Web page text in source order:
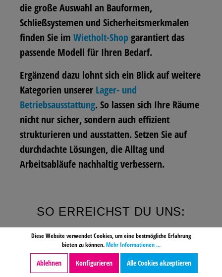
die große Auswahl an Bauformen,
Schließsystemen und Sicherheitsmerkmalen
finden Sie im Wietholt-Shop garantiert das
passende Modell für Ihren Bedarf.
Ergänzend dazu lohnt sich ein Blick auf weitere
Kategorien unserer Lager- und
Betriebsausstattung. So lassen sich Ihre Räume
nicht nur sicher, sondern auch effizient
strukturieren und ausstatten. Setzen Sie auf
durchdachte Lösungen, die Alltag und
Arbeitsabläufe nachhaltig verbessern.
SO ERREICHST DU UNS:
Heinrich Wietholt GmbH
Dieks Wall 17
46342 Velen
Diese Website verwendet Cookies, um eine bestmögliche Erfahrung
bieten zu können.Mehr Informationen ...
Ablehnen Konfigurieren Alle Cookies akzeptieren